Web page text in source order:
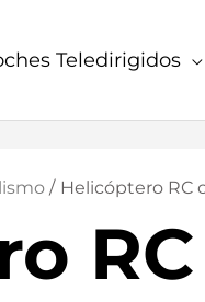
Teledirigidos
Helicóptero RC